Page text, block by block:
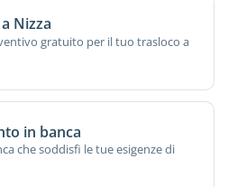
Nizza
gratuito per il tuo trasloco a
in banca
che soddisfi le tue esigenze di